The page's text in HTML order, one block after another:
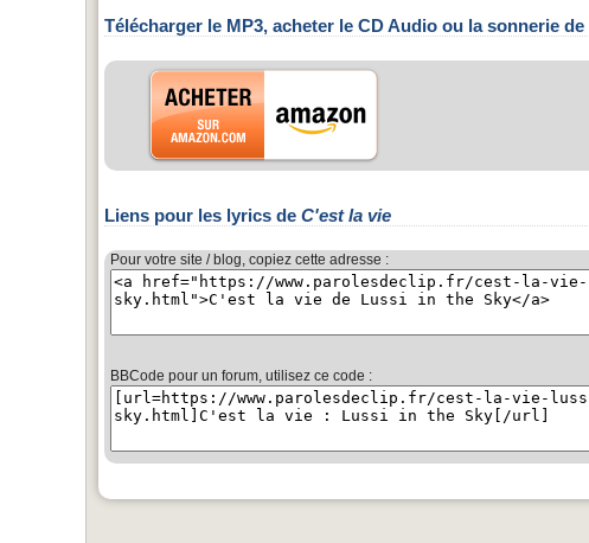
Télécharger le MP3, acheter le CD Audio ou la sonnerie de
Liens pour les lyrics de C'est la vie
Pour votre site / blog, copiez cette adresse :
BBCode pour un forum, utilisez ce code :